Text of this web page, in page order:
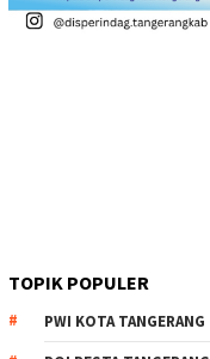
TOPIK POPULER
PWI KOTA TANGERANG